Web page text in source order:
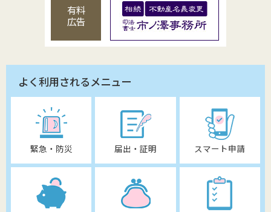
有料
広告
よく利用されるメニュー
緊急・防災 届出・証明 スマート申請